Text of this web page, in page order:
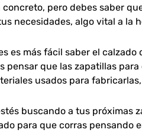
concreto, pero debes saber
necesidades, algo vital a la
es más fácil saber el
pensar que las zapatillas
usados para
buscando a tus próximas
para que corras pensando